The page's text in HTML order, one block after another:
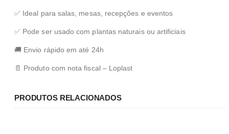
✅ Ideal para salas, mesas, recepções e eventos
✅ Pode ser usado com plantas naturais ou artificiais
🚚 Envio rápido em até 24h
📄 Produto com nota fiscal – Loplast
PRODUTOS RELACIONADOS